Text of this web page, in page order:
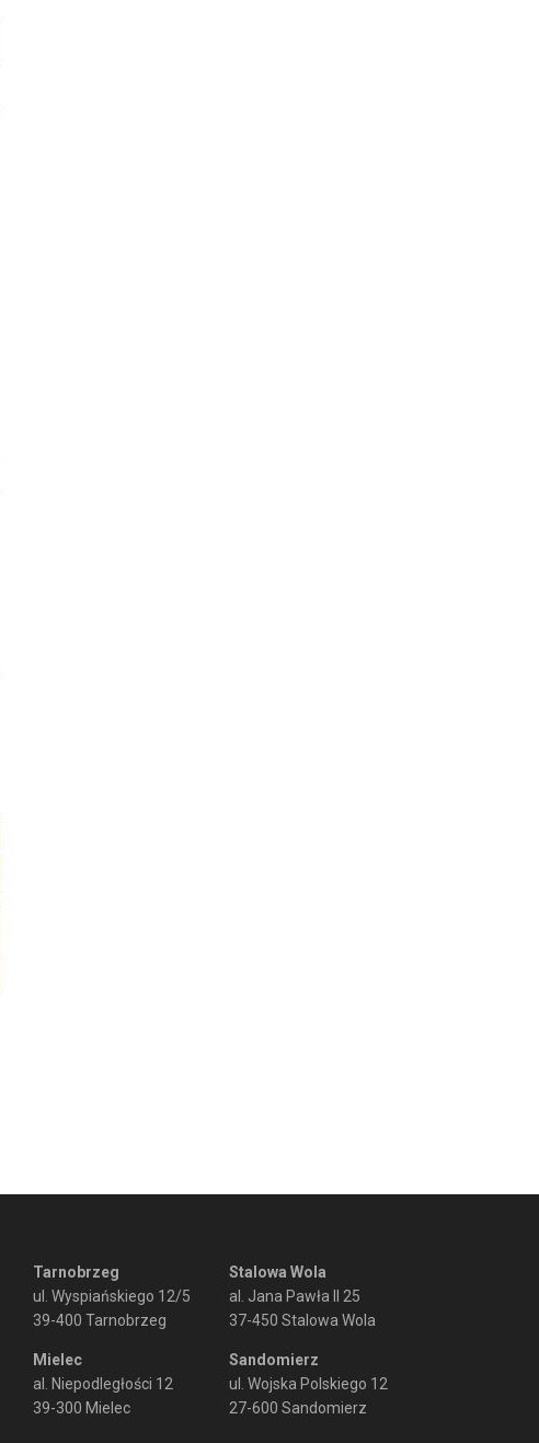
Tarnobrzeg
ul. Wyspiańskiego 12/5
39-400 Tarnobrzeg
Mielec
al. Niepodległości 12
39-300 Mielec
Stalowa Wola
al. Jana Pawła II 25
37-450 Stalowa Wola
Sandomierz
ul. Wojska Polskiego 12
27-600 Sandomierz